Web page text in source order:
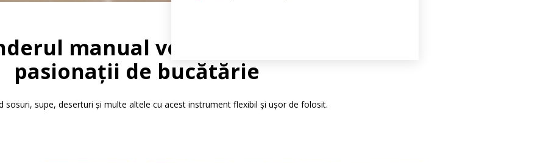
manual versatil pentru
pasionații de bucătărie
sosuri, supe, deserturi și multe altele cu acest instrument flexibil și ușor de folosit.